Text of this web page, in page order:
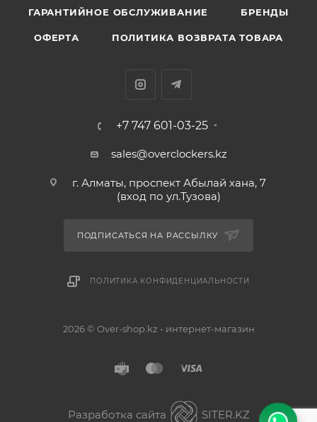
ГАРАНТИЙНОЕ ОБСЛУЖИВАНИЕ БРЕНДЫ
ОФЕРТА ПОЛИТИКА ВОЗВРАТА ТОВАРА
+7 747 601-03-25
sales@overclockers.kz
г. Алматы, проспект Абылай хана, 7
(вход по ул.Тузова)
ПОДПИСАТЬСЯ НА РАССЫЛКУ
ПОЛИТИКА КОНФИДЕНЦИАЛЬНОСТИ
2026 © Over-shop.kz - интернет-магазин
Разработка сайта SITER.KZ